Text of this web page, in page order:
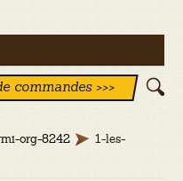
commandes >>>
org-8242
1-les-